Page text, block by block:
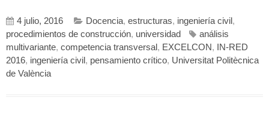
4 julio, 2016 Docencia, estructuras, ingeniería civil ,
procedimientos de construcción, universidad
análisis
multivariante, competencia transversal , EXCELCON,
IN-RED
2016, ingeniería civil , pensamiento crítico, Universitat Politècnica
de València